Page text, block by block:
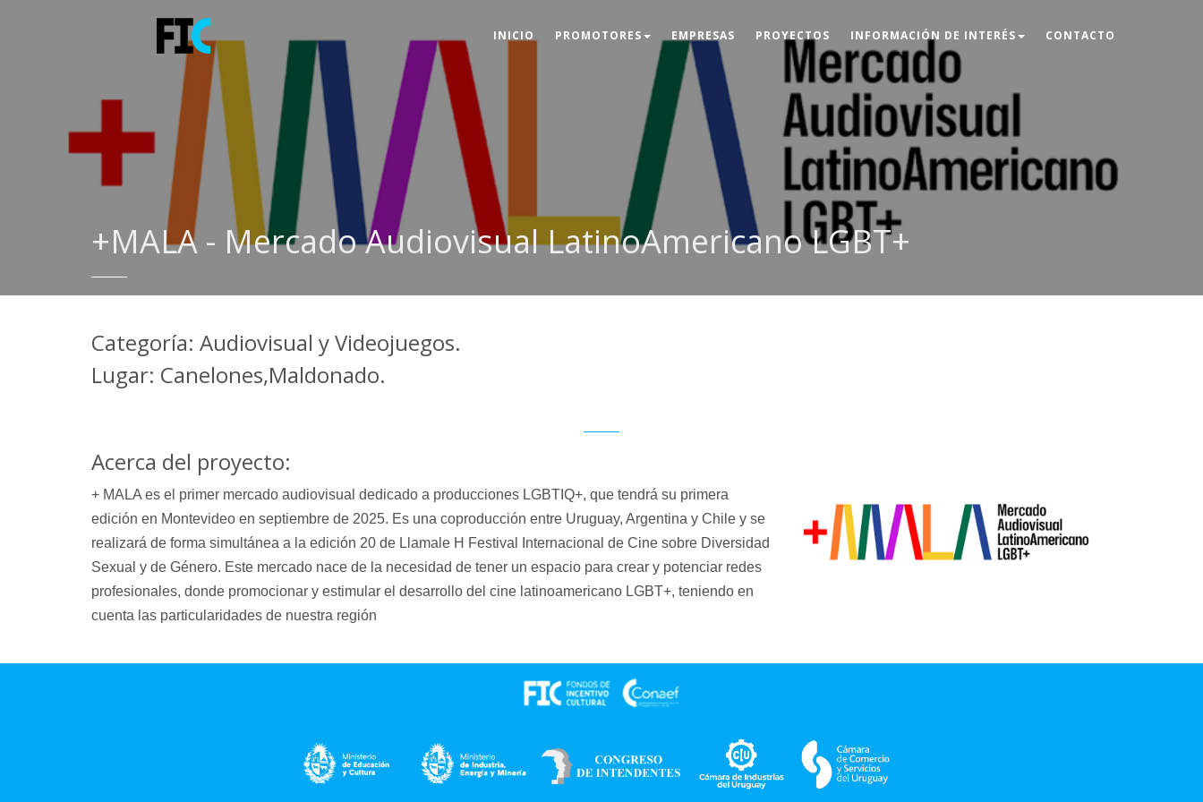
INICIO PROMOTORES EMPRESAS PROYECTOS INFORMACIÓN DE INTERÉS CONTACTO
+MALA - Mercado Audiovisual LatinoAmericano LGBT+
Categoría: Audiovisual y Videojuegos.
Lugar: Canelones,Maldonado.
Acerca del proyecto:
+ MALA es el primer mercado audiovisual dedicado a producciones LGBTIQ+, que tendrá su primera
edición en Montevideo en septiembre de 2025. Es una coproducción entre Uruguay, Argentina y Chile y se
realizará de forma simultánea a la edición 20 de Llamale H Festival Internacional de Cine sobre Diversidad
Sexual y de Género. Este mercado nace de la necesidad de tener un espacio para crear y potenciar redes
profesionales, donde promocionar y estimular el desarrollo del cine latinoamericano LGBT+, teniendo en
cuenta las particularidades de nuestra región